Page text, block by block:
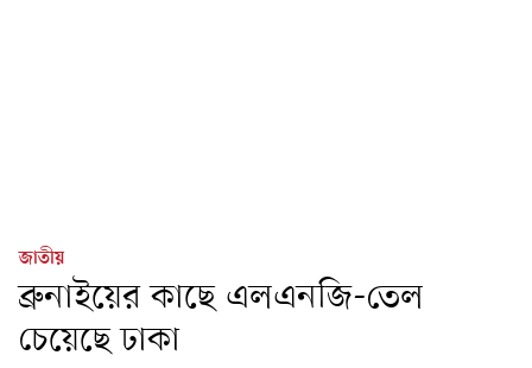
জাতীয়
ব্রুনাইয়ের কাছে এলএনজি-তেল
চেয়েছে ঢাকা